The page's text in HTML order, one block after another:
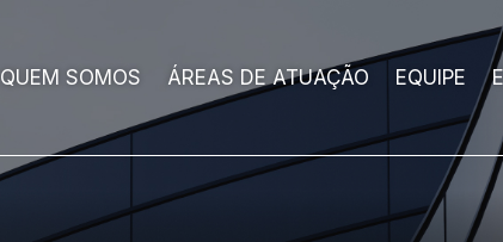
QUEM SOMOS ÁREAS DE ATUAÇÃO EQUIPE